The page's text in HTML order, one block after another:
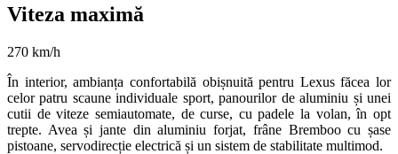
Viteza maximă
270 km/h
În interior, ambianța confortabilă obișnuită pentru Lexus făcea lor
celor patru scaune individuale sport, panourilor de aluminiu și unei
cutii de viteze semiautomate, de curse, cu padele la volan, în opt
trepte. Avea și jante din aluminiu forjat, frâne Bremboo cu șase
pistoane, servodirecție electrică și un sistem de stabilitate multimod.